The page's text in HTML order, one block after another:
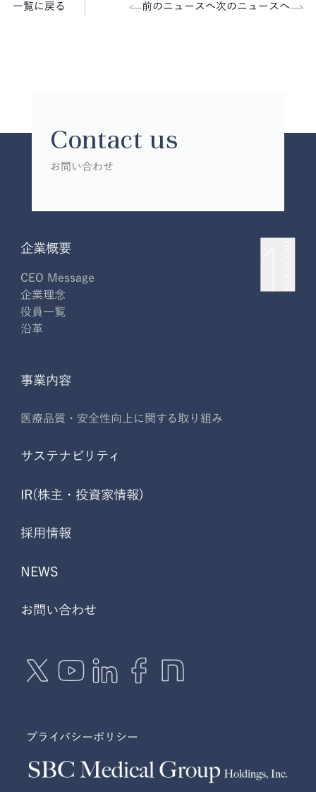
一覧に戻る 前のニュースへ次のニュースへ
Contact us
お問い合わせ
企業概要
CEO Message
企業理念
役員一覧
沿革
事業内容
医療品質・安全性向上に関する取り組み
サステナビリティ
IR(株主・投資家情報)
採用情報
NEWS
お問い合わせ
プライバシーポリシー